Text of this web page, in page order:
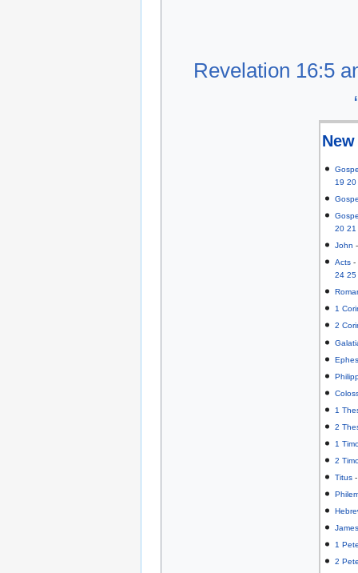
Revelation 16:5
19 20
20 21
John
Acts -
24 25
1
2
1
2
1
2
Titus
1
2